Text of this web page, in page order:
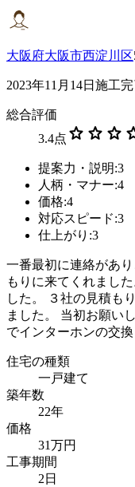
大阪府大阪市西淀川区
2023年11月14日施工完
総合評価
3.4点 star star star
提案力・説明:3
人柄・マナー:4
価格:4
対応スピード:3
仕上がり:3
一番最初に連絡があ
もりに来てくれまし
した。 ３社の見積も
ました。 当初お願い
でインターホンの交換
住宅の種類
一戸建て
築年数
22年
価格
31万円
工事期間
2日